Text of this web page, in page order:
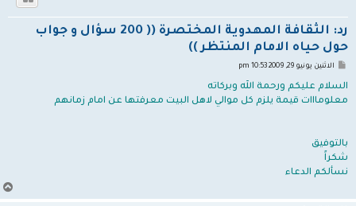
رد: الثقافة المهدوية المختصرة (( 200 سؤال و جواب
حول حياه الامام المنتظر ))
م
ا
ك
الاثنين يونيو 29, 2009 10:53 pm
السلام عليكم ورحمة الله وبركاته
معلومااات قيمة يلزم كل موالي لاهل البيت معرفتها عن امام زمانهم
بالتوفيق
شكراً
نسألكم الدعاء